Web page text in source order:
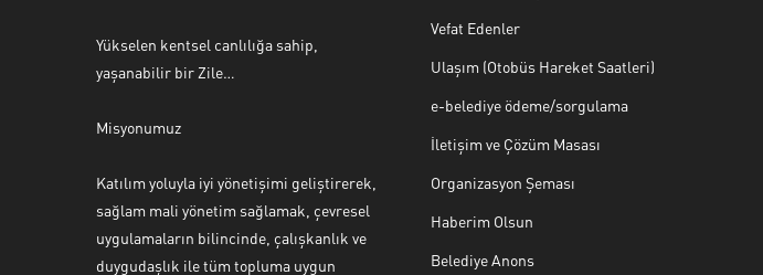
Yükselen kentsel canlılığa sahip,
yaşanabilir bir Zile…
Misyonumuz
Katılım yoluyla iyi yönetişimi geliştirerek,
sağlam mali yönetim sağlamak, çevresel
uygulamaların bilincinde, çalışkanlık ve
duygudaşlık ile tüm topluma uygun
Vefat Edenler
Ulaşım (Otobüs Hareket Saatleri)
e-belediye ödeme/sorgulama
İletişim ve Çözüm Masası
Organizasyon Şeması
Haberim Olsun
Belediye Anons